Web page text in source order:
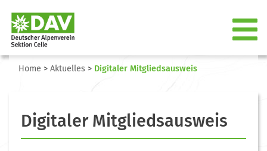
Home > Aktuelles > Digitaler Mitgliedsausweis
Digitaler Mitgliedsausweis